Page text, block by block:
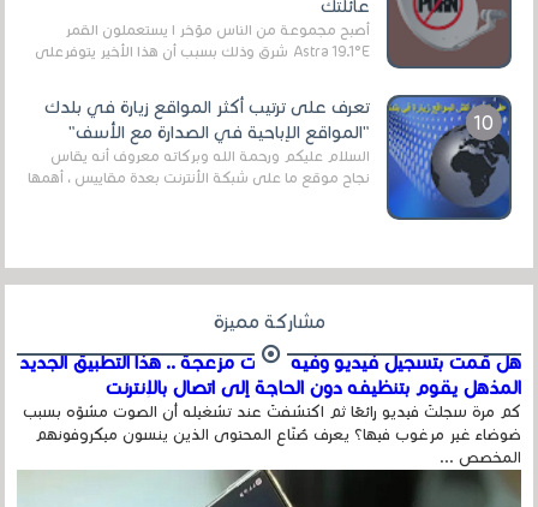
عائلتك
أصبح مجموعة من الناس مؤخر ا يستعملون القمر
Astra 19.1°E شرق وذلك بسبب أن هذا الأخير يتوفرعلى
تعرف على ترتيب أكثر المواقع زيارة في بلدك
"المواقع الإباحية في الصدارة مع الأسف"
السلام عليكم ورحمة الله وبركاته معروف أنه يقاس
نجاح موقع ما على شبكة الأنترنت بعدة مقاييس ، أهمها
مشاركة مميزة
هل قمت بتسجيل فيديو وفيه أصوت مزعجة .. هذا التطبيق الجديد
المذهل يقوم بتنظيفه دون الحاجة إلى اتصال بالإنترنت
كم مرة سجلتَ فيديو رائعًا ثم اكتشفتَ عند تشغيله أن الصوت مشوّه بسبب
ضوضاء غير مرغوب فيها؟ يعرف صُنّاع المحتوى الذين ينسون ميكروفونهم
المخصص ...